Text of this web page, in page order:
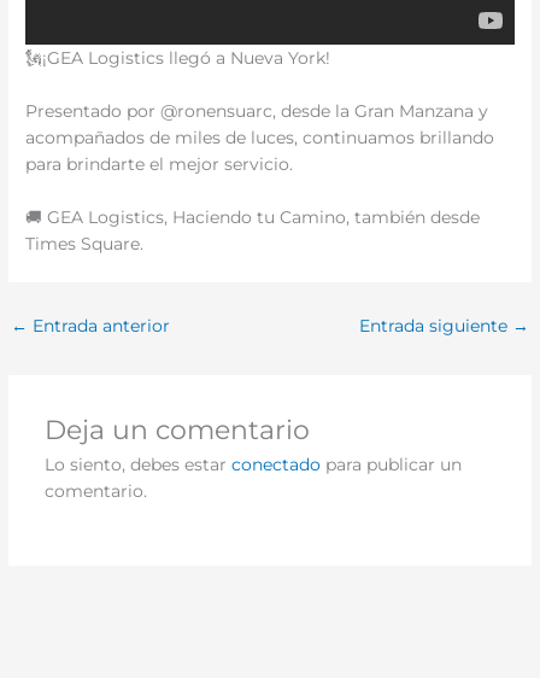
🗽¡GEA Logistics llegó a Nueva York!
Presentado por @ronensuarc, desde la Gran Manzana y
acompañados de miles de luces, continuamos brillando
para brindarte el mejor servicio.
🚚 GEA Logistics, Haciendo tu Camino, también desde
Times Square.
← Entrada anterior Entrada siguiente →
Deja un comentario
Lo siento, debes estar conectadopara publicar un
comentario.